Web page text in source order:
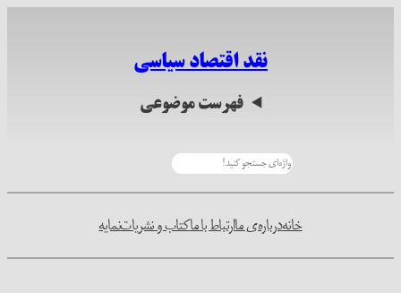
نقد اقتصاد سیاسی
فهرست موضوعی
خانهدرباره‌ی ماارتباط با ماکتاب و نشریاتنمایه